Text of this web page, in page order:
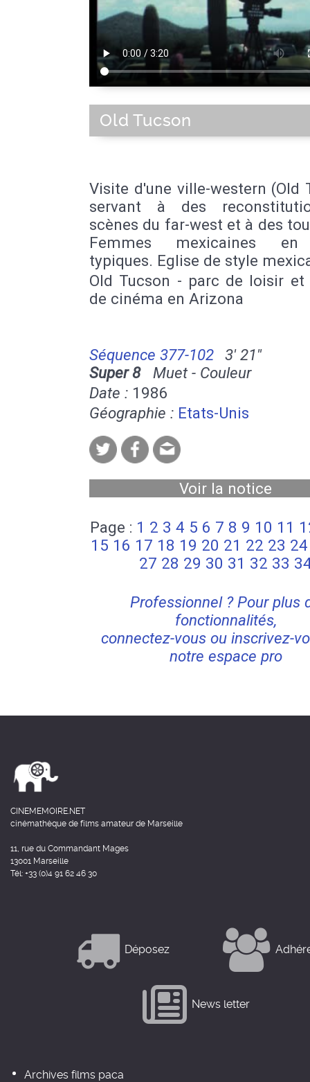
Old Tucson
Visite d'une ville-western (Old
servant à des
scènes du far-west et à des
Femmes mexicaines en
typiques. Eglise de style
Old Tucson - parc de loisir et
de cinéma en Arizona
Séquence 377-102
3' 21''
Super 8Muet - Couleur
Date : 1986
Géographie : Etats-Unis
Voir la notice
Page : 1 2 3 4 5 6 7 8 9 10 11
15 16 17 18 19 20 21 22 23 24
27 28 29 30 31 32 33
Professionnel ? Pour plus
fonctionnalités,
connectez-vous ou inscrivez-
notre espace pro
CINEMEMOIRE.NET
cinémathèque de films amateur de Marseille
11, rue du Commandant Mages
13001 Marseille
Tél: +33 (0)4 91 62 46 30
Déposez
News letter
Archives films paca